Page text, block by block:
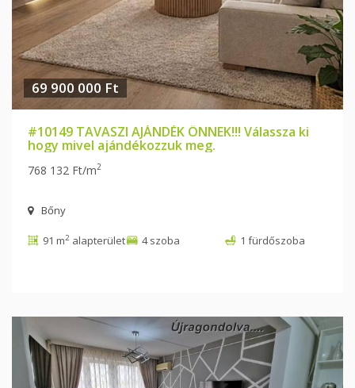
69 900 000 Ft
#10149 TAVASZI AJÁNDÉK ÖNNEK!!! Válassza ki
hogy mivel ajándékozzuk meg.
768 132 Ft/m2
Bőny
91 m2 alapterület 4 szoba 1 fürdőszoba